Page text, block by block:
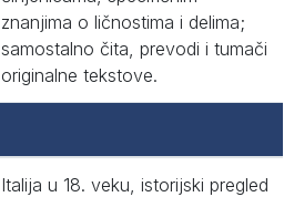
znanjima o ličnostima i delima;
samostalno čita, prevodi i tumači
originalne tekstove.
Italija u 18. veku, istorijski pregled